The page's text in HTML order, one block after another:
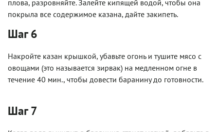
плова, разровняйте. Залейте кипящей водой, чтобы она
покрыла все содержимое казана, дайте закипеть.
Шаг 6
Накройте казан крышкой, убавьте огонь и тушите мясо с
овощами (это называется зирвак) на медленном огне в
течение 40 мин., чтобы довести баранину до готовности.
Шаг 7